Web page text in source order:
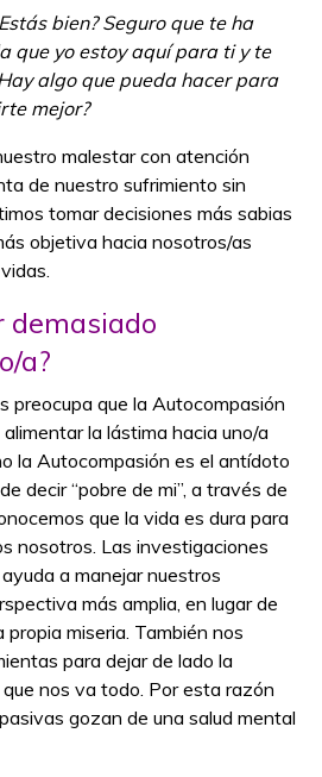
bien? Seguro que te ha
que yo estoy aquí para ti y te
algo que pueda hacer para
mejor?
malestar con atención
de nuestro sufrimiento sin
tomar decisiones más sabias
objetiva hacia nosotros/as
demasiado
a?
preocupa que la Autocompasión
la lástima hacia uno/a
la Autocompasión es el antídoto
decir “pobre de mi”, a través de
que la vida es dura para
nosotros. Las investigaciones
a manejar nuestros
más amplia, en lugar de
miseria. También nos
para dejar de lado la
nos va todo. Por esta razón
gozan de una salud mental